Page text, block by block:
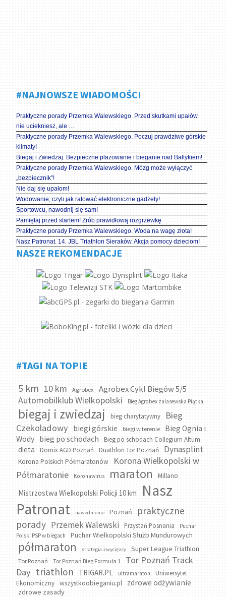
#NAJNOWSZE WIADOMOŚCI
Praktyczne porady Przemka Walewskiego. Przed skutkami upałów
nie uciekniesz, ale …
Praktyczne porady Przemka Walewskiego. Poczuj prawdziwe górskie
klimaty!
Biegaj i Zwiedzaj. Bezpieczne plażowanie i bieganie nad Bałtykiem!
Praktyczne porady Przemka Walewskiego. Mózg może wyłączyć
„bezpiecznik”!
Nie daj się upałom!
Wodowanie, czyli jak ratować elektroniczne gadżety!
Sportowcu, nawodnij się sam!
Pamiętaj przed startem! Zrób prawidłową rozgrzewkę.
Praktyczne porady Przemka Walewskiego. Woda na wagę złota!
Nasz Patronat. 14. JBL Triathlon Sieraków. Akcja pomocy dzieciom!
NASZE REKOMENDACJE
#TAGI NA TOPIE
5 km 10 km Agrobex Agrobex Cykl Biegów 5/5
Automobilklub Wielkopolski Bieg Agrobex zalasewska Piątka
biegaj i zwiedzaj bieg charytatywny
Bieg
Czekoladowy
biegi górskie biegi w terenie
Bieg Ognia i
Wody bieg po schodach Bieg po schodach Collegium Altum
dieta Domix AGD Poznań Duathlon Tor Poznań Dynasplint
Korona Polskich Półmaratonów
Korona Wielkopolski w
Półmaratonie
Koronawirus maraton Millano
Mistrzostwa Wielkopolski Policji 10 km
Nasz
Patronat
nawodnienie Poznań
praktyczne
porady Przemek Walewski Przystań Posnania
Puchar
Polski PSP w biegach
Puchar Wielkopolski Służb Mundurowych
półmaraton strategia zwycięzcy Super League Triathlon
Tor Poznań Tor Poznań Bieg Formuła 1
Tor Poznań Track
Day triathlon TRIGAR.PL ultramaraton
Uniwersytet
Ekonomiczny
wszystkoobieganiu.pl zdrowe odżywianie
zdrowe zasady